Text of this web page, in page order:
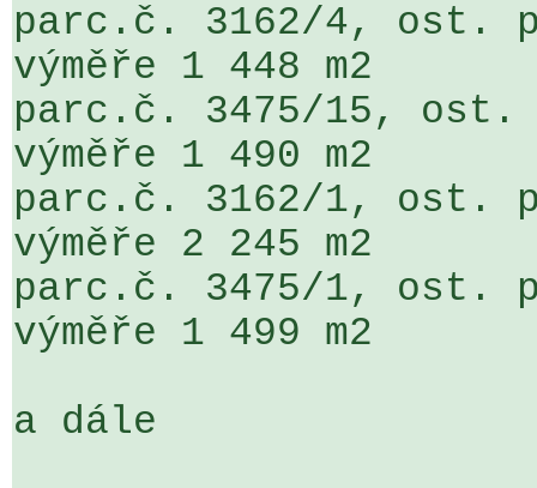
parc.č. 3162/4, ost.
výměře 1 448 m2
parc.č. 3475/15, ost.
výměře 1 490 m2
parc.č. 3162/1, ost.
výměře 2 245 m2
parc.č. 3475/1, ost.
výměře 1 499 m2
a dále